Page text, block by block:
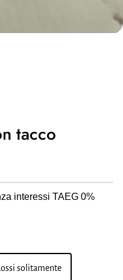
tacco
interessi TAEG 0%
solitamente